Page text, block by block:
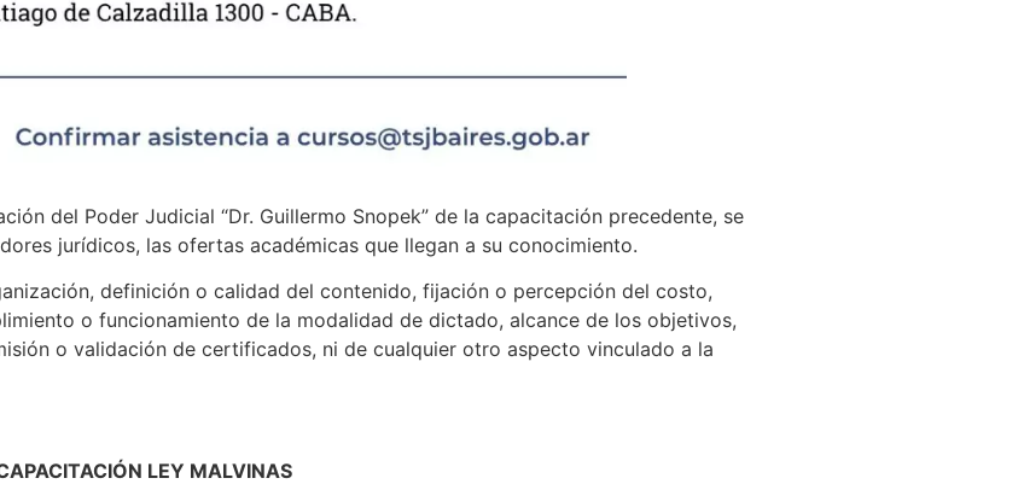
del Poder Judicial “Dr. Guillermo Snopek” de la capacitación precedente, se
jurídicos, las ofertas académicas que llegan a su conocimiento.
definición o calidad del contenido, fijación o percepción del costo,
o funcionamiento de la modalidad de dictado, alcance de los objetivos,
o validación de certificados, ni de cualquier otro aspecto vinculado a la
LEY MALVINAS